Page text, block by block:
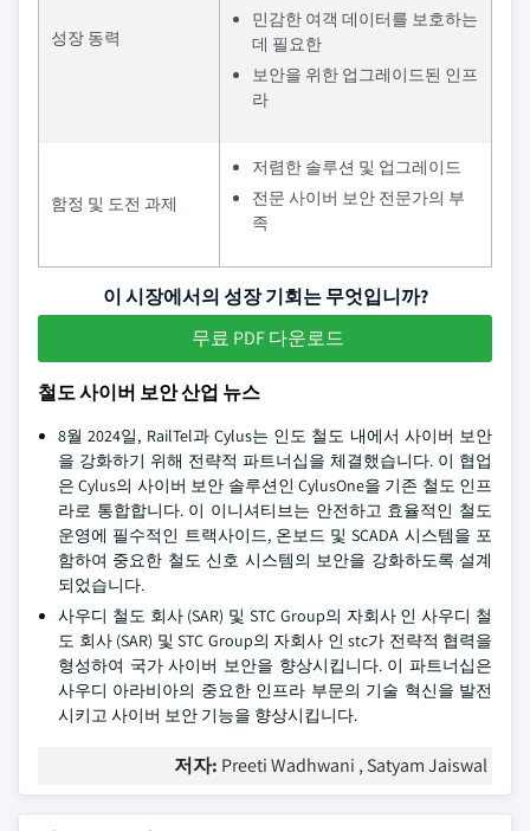
성장 동력
민감한 여객 데이터를 보호하는
데 필요한
보안을 위한 업그레이드된 인프
라
함정 및 도전 과제
저렴한 솔루션 및 업그레이드
전문 사이버 보안 전문가의 부
족
이 시장에서의 성장 기회는 무엇입니까?
무료 PDF 다운로드
철도 사이버 보안 산업 뉴스
8월 2024일, RailTel과 Cylus는 인도 철도 내에서 사이버 보안
을 강화하기 위해 전략적 파트너십을 체결했습니다. 이 협업
은 Cylus의 사이버 보안 솔루션인 CylusOne을 기존 철도 인프
라로 통합합니다. 이 이니셔티브는 안전하고 효율적인 철도
운영에 필수적인 트랙사이드, 온보드 및 SCADA 시스템을 포
함하여 중요한 철도 신호 시스템의 보안을 강화하도록 설계
되었습니다.
사우디 철도 회사 (SAR) 및 STC Group의 자회사 인 사우디 철
도 회사 (SAR) 및 STC Group의 자회사 인 stc가 전략적 협력을
형성하여 국가 사이버 보안을 향상시킵니다. 이 파트너십은
사우디 아라비아의 중요한 인프라 부문의 기술 혁신을 발전
시키고 사이버 보안 기능을 향상시킵니다.
저자: Preeti Wadhwani , Satyam Jaiswal